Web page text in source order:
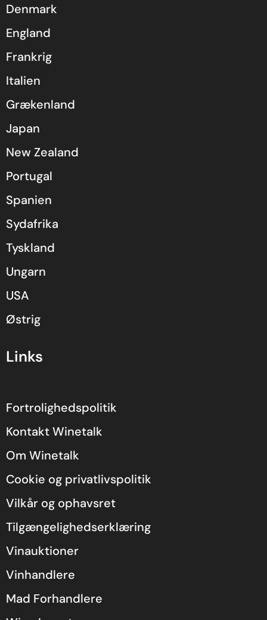
Denmark
England
Frankrig
Italien
Grækenland
Japan
New Zealand
Portugal
Spanien
Sydafrika
Tyskland
Ungarn
USA
Østrig
Links
Fortrolighedspolitik
Kontakt Winetalk
Om Winetalk
Cookie og privatlivspolitik
Vilkår og ophavsret
Tilgængelighedserklæring
Vinauktioner
Vinhandlere
Mad Forhandlere